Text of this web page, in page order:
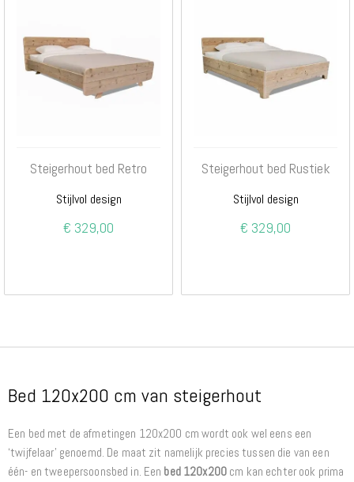
Steigerhout bed Retro
Stijlvol design
€ 329,00
Steigerhout bed Rustiek
Stijlvol design
€ 329,00
Bed 120x200 cm van steigerhout
Een bed met de afmetingen 120x200 cm wordt ook wel eens een
‘twijfelaar’ genoemd. De maat zit namelijk precies tussen die van een
één- en tweepersoonsbed in. Een bed 120x200 cm kan echter ook prima